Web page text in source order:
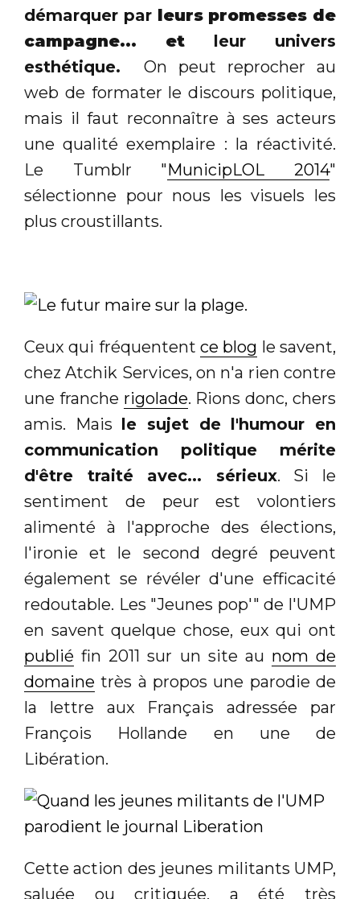
démarquer par leurs promesses de
campagne... et leur univers
esthétique.
On peut reprocher au
web de formater le discours politique,
mais il faut reconnaître à ses acteurs
une qualité exemplaire : la réactivité.
Le Tumblr "MunicipLOL 2014"
sélectionne pour nous les visuels les
plus croustillants.
Ceux qui fréquentent ce blog le savent,
chez Atchik Services, on n'a rien contre
une franche rigolade. Rions donc, chers
amis. Mais le sujet de l'humour en
communication politique mérite
d'être traité avec... sérieux. Si le
sentiment de peur est volontiers
alimenté à l'approche des élections,
l'ironie et le second degré peuvent
également se révéler d'une efficacité
redoutable. Les "Jeunes pop'" de l'UMP
en savent quelque chose, eux qui ont
publié fin 2011 sur un site au nom de
domaine très à propos une parodie de
la lettre aux Français adressée par
François Hollande en une de
Libération.
Cette action des jeunes militants UMP,
saluée ou critiquée, a été très